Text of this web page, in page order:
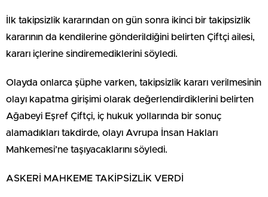
İlk takipsizlik kararından on gün sonra ikinci bir takipsizlik
kararının da kendilerine gönderildiğini belirten Çiftçi ailesi,
kararı içlerine sindiremediklerini söyledi.
Olayda onlarca şüphe varken, takipsizlik kararı verilmesinin
olayı kapatma girişimi olarak değerlendirdiklerini belirten
Ağabeyi Eşref Çiftçi, iç hukuk yollarında bir sonuç
alamadıkları takdirde, olayı Avrupa İnsan Hakları
Mahkemesi’ne taşıyacaklarını söyledi.
ASKERİ MAHKEME TAKİPSİZLİK VERDİ